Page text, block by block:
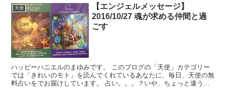
天使
【エンジェルメッセージ】
2016/10/27 魂が求める仲間と過
ごす
ハッピーハニエルのまゆみです。 このブログの「天使」カテゴリー
では「きれいのモト」を読んでくれているあなたに、毎日、天使の無
料占いをでお届けしています。 占い。。。？いや、ちょっと違うか